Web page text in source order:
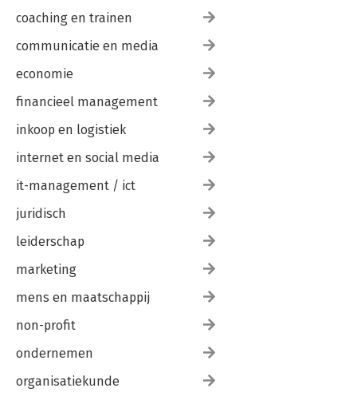
coaching en trainen
communicatie en media
economie
financieel management
inkoop en logistiek
internet en social media
it-management / ict
juridisch
leiderschap
marketing
mens en maatschappij
non-profit
ondernemen
organisatiekunde